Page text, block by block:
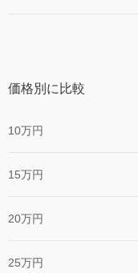
価格別に比較
10万円
15万円
20万円
25万円